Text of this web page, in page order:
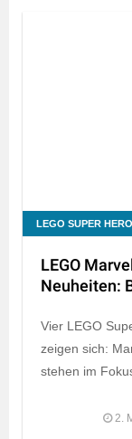
LEGO SUPER
LEGO
Neuheiten:
Vier LEGO
zeigen sich:
stehen im
2.